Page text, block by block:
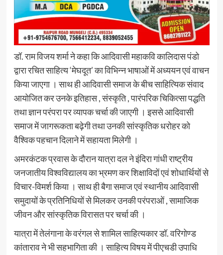
डॉ. राम विजय शर्मा ने कहा कि आदिवासी महाकवि कालिदास पंडो
द्वारा रचित साहित्य ‘मेघदूत’ का विभिन्न भाषाओं में अध्ययन एवं वाचन
किया जाएगा । साथ ही आदिवासी समाज के बीच साहित्यिक संवाद
आयोजित कर उनके इतिहास , संस्कृति , पारंपरिक चिकित्सा पद्धति
तथा ज्ञान परंपरा पर व्यापक चर्चा की जाएगी । इससे आदिवासी
समाज में जागरूकता बढ़ेगी तथा उनकी सांस्कृतिक धरोहर को
वैश्विक पहचान दिलाने में सहायता मिलेगी ।
अमरकंटक प्रवास के दौरान यात्रा दल ने इंदिरा गांधी राष्ट्रीय
जनजातीय विश्वविद्यालय का भ्रमण कर शिक्षाविदों एवं शोधार्थियों से
विचार-विमर्श किया । साथ ही बैगा समाज एवं स्थानीय आदिवासी
समुदायों के प्रतिनिधियों से मिलकर उनकी परंपराओं , सामाजिक
जीवन और सांस्कृतिक विरासत पर चर्चा की ।
यात्रा में तेलंगाना के वरंगल से शामिल साहित्यकार डॉ. वरिगोण्ड
कांताराव ने भी सहभागिता की । साहित्य विषय में पीएचडी उपाधि